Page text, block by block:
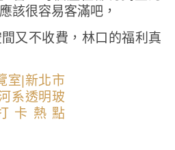
該很容易客滿吧，
又不收費，林口的福利真